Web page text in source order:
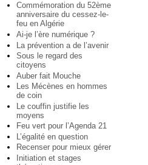
Commémoration du 52ème
anniversaire du cessez-le-
feu en Algérie
Ai-je l’ère numérique ?
La prévention a de l’avenir
Sous le regard des
citoyens
Auber fait Mouche
Les Mécènes en hommes
de coin
Le couffin justifie les
moyens
Feu vert pour l’Agenda 21
L’égalité en question
Recenser pour mieux gérer
Initiation et stages